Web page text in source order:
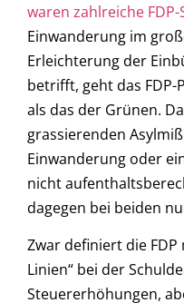
waren zahlreiche
Einwanderung im
Erleichterung der
betrifft, geht das
als das der Grünen.
grassierenden
Einwanderung oder
nicht
dagegen bei beiden
Zwar definiert die
Linien“ bei der
Steuererhöhungen,